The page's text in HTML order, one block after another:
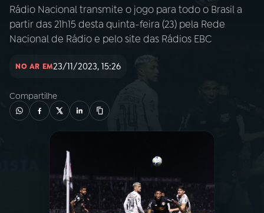
AO VIVO
PROGRAMAS
PODCASTS
Rádio Nacional transmite o jogo para todo o Brasil a
partir das 21h15 desta quinta-feira (23) pela Rede
Nacional de Rádio e pelo site das Rádios EBC
NO AR EM23/11/2023, 15:26
Compartilhe